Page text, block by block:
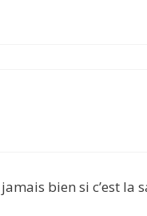
bien si c’est la